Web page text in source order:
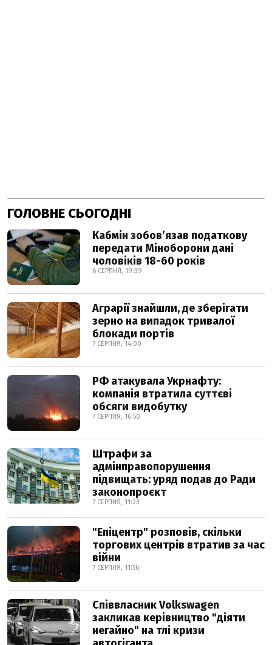
ГОЛОВНЕ СЬОГОДНІ
Кабмін зобовʼязав податкову
передати Міноборони дані
чоловіків 18-60 років
6 СЕРПНЯ, 19:39
Аграрії знайшли, де зберігати
зерно на випадок тривалої
блокади портів
7 СЕРПНЯ, 14:00
РФ атакувала Укрнафту:
компанія втратила суттєві
обсяги видобутку
7 СЕРПНЯ, 16:50
Штрафи за
адмінправопорушення
підвищать: уряд подав до Ради
законопроєкт
7 СЕРПНЯ, 11:23
"Епіцентр" розповів, скільки
торгових центрів втратив за час
війни
7 СЕРПНЯ, 11:56
Співвласник Volkswagen
закликав керівництво "діяти
негайно" на тлі кризи